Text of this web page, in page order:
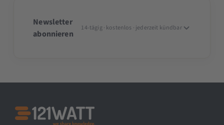
Newsletter
abonnieren
14-tägig · kostenlos · jederzeit kündbar